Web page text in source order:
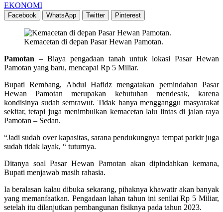
EKONOMI
Facebook WhatsApp Twitter Pinterest
Kemacetan di depan Pasar Hewan Pamotan.
Pamotan – Biaya pengadaan tanah untuk lokasi Pasar Hewan
Pamotan yang baru, mencapai Rp 5 Miliar.
Bupati Rembang, Abdul Hafidz mengatakan pemindahan Pasar
Hewan Pamotan merupakan kebutuhan mendesak, karena
kondisinya sudah semrawut. Tidak hanya mengganggu masyarakat
sekitar, tetapi juga menimbulkan kemacetan lalu lintas di jalan raya
Pamotan – Sedan.
“Jadi sudah over kapasitas, sarana pendukungnya tempat parkir juga
sudah tidak layak, “ tuturnya.
Ditanya soal Pasar Hewan Pamotan akan dipindahkan kemana,
Bupati menjawab masih rahasia.
Ia beralasan kalau dibuka sekarang, pihaknya khawatir akan banyak
yang memanfaatkan. Pengadaan lahan tahun ini senilai Rp 5 Miliar,
setelah itu dilanjutkan pembangunan fisiknya pada tahun 2023.